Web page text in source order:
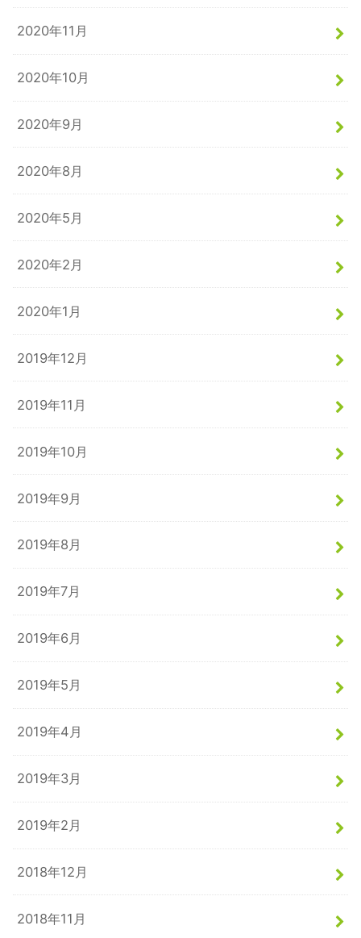
2020年11月
2020年10月
2020年9月
2020年8月
2020年5月
2020年2月
2020年1月
2019年12月
2019年11月
2019年10月
2019年9月
2019年8月
2019年7月
2019年6月
2019年5月
2019年4月
2019年3月
2019年2月
2018年12月
2018年11月